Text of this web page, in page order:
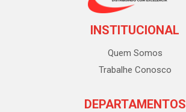
INSTITUCIONAL
Quem Somos
Trabalhe Conosco
DEPARTAMENTOS